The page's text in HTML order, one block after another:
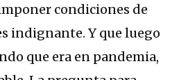
condiciones de
indignante. Y que luego
que era en pandemia,